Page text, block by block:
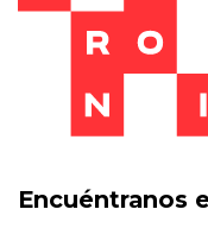
Encuéntranos